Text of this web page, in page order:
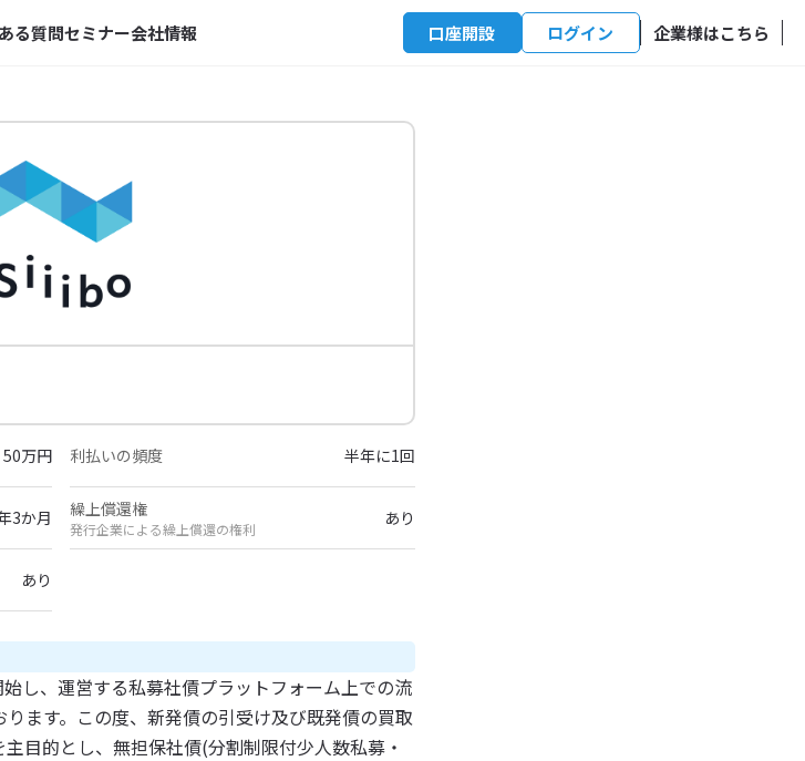
る質問セミナー会社情報 口座開設 ログイン 企業様はこちら
50万円 利払いの頻度 半年に1回
3か月 繰上償還権
発行企業による繰上償還の権利 あり
あり
し、運営する私募社債プラットフォーム上での流
ます。この度、新発債の引受け及び既発債の買取
目的とし、無担保社債(分割制限付少人数私募・